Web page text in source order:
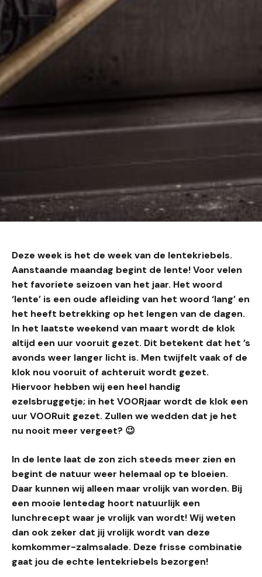
Deze week is het de week van de lentekriebels.
Aanstaande maandag begint de lente! Voor velen
het favoriete seizoen van het jaar. Het woord
‘lente’ is een oude afleiding van het woord ‘lang’ en
het heeft betrekking op het lengen van de dagen.
In het laatste weekend van maart wordt de klok
altijd een uur vooruit gezet. Dit betekent dat het ’s
avonds weer langer licht is. Men twijfelt vaak of de
klok nou vooruit of achteruit wordt gezet.
Hiervoor hebben wij een heel handig
ezelsbruggetje; in het VOORjaar wordt de klok een
uur VOORuit gezet. Zullen we wedden dat je het
nu nooit meer vergeet? 😉
In de lente laat de zon zich steeds meer zien en
begint de natuur weer helemaal op te bloeien.
Daar kunnen wij alleen maar vrolijk van worden. Bij
een mooie lentedag hoort natuurlijk een
lunchrecept waar je vrolijk van wordt! Wij weten
dan ook zeker dat jij vrolijk wordt van deze
komkommer-zalmsalade. Deze frisse combinatie
gaat jou de echte lentekriebels bezorgen!